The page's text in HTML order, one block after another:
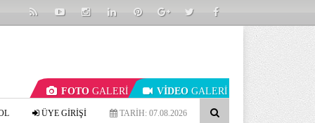
FOTO GALERİ VİDEO GALERİ
TARİH: 07.08.2026
ÜYE GİRİŞİ